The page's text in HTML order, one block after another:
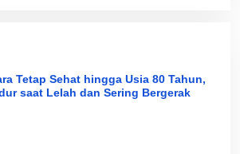
Tetap Sehat hingga Usia 80 Tahun,
saat Lelah dan Sering Bergerak